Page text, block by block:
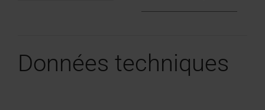
Données techniques